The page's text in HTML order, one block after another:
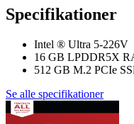
Specifikationer
Intel ® Ultra 5-226V
16 GB LPDDR5X
512 GB M.2 PCIe
Se alle specifikationer